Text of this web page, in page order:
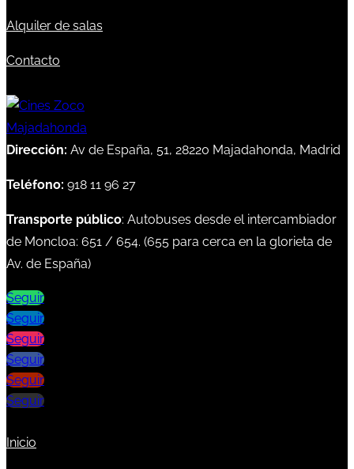
Alquiler de salas
Contacto
Dirección: Av de España, 51, 28220 Majadahonda, Madrid
Teléfono: 918 11 96 27
Transporte público: Autobuses desde el intercambiador
de Moncloa: 651 / 654. (655 para cerca en la glorieta de
Av. de España)
Seguir
Seguir
Seguir
Seguir
Seguir
Seguir
Inicio